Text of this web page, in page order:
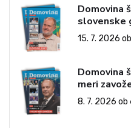
Domovina
slovenske
15. 7. 2026
Domovina
meri
8. 7. 2026 ob